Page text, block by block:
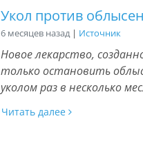
Укол против
6 месяцев назад | Источник
Новое лекарство,
только остановить
уколом раз в несколько
Читать далее